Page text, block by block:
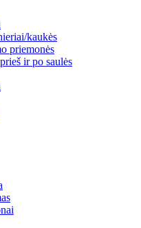
kaukės
priemonės
ir po saulės